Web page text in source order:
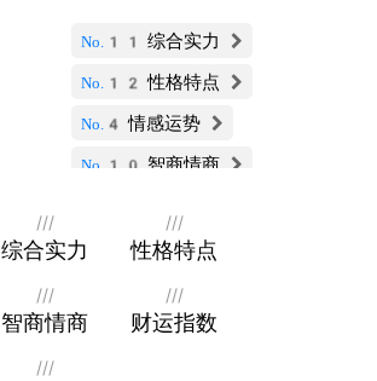
No.11 综合实力
No.12 性格特点
No.4 情感运势
No.10 智商情商
No.9 社交能力
职业发展
///
综合实力
///
性格特点
///
智商情商
///
财运指数
///